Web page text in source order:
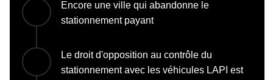
Encore une ville qui abandonne le
stationnement payant
Le droit d'opposition au contrôle du
stationnement avec les véhicules LAPI est